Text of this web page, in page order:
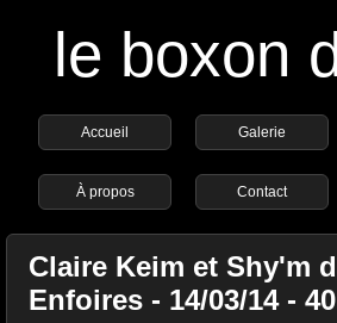
le boxon
Accueil Galerie
À propos Contact
Claire Keim et Shy'm
Enfoires - 14/03/14 - 40